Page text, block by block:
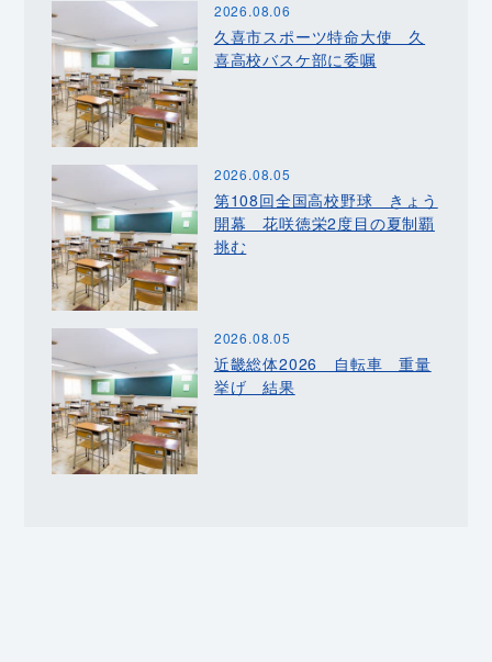
2026.08.06
久喜市スポーツ特命大使 久
喜高校バスケ部に委嘱
2026.08.05
第108回全国高校野球 きょう
開幕 花咲徳栄2度目の夏制覇
挑む
2026.08.05
近畿総体2026 自転車 重量
挙げ 結果